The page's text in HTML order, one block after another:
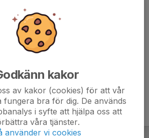
kakor
av kakor (cookies) för att vår
fungera bra för dig. De används
i syfte att hjälpa oss att
våra tjänster.
använder vi cookies